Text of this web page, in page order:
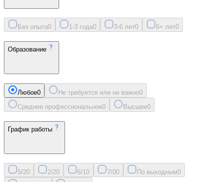
Без опыта0 1-3 года0 3-6 лет0 6+ лет0
Образование
Любое0 Не требуется или не важно0
Среднее профессиональное0 Высшее0
График работы
5/20 2/20 6/10 7/00 По выходным0